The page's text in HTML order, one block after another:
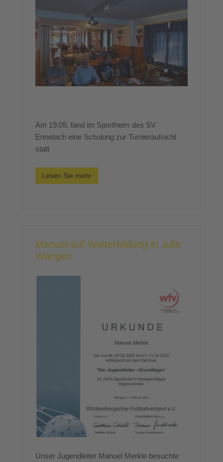
Am 19.05. fand im Sportheim des SV
Ennetach eine Schulung zur Turnieraufsicht
statt
Lesen Sie mehr
Manuel auf Weiterbildung in Jufa
Wangen
Unser Jugendleiter Manuel Merkle besuchte